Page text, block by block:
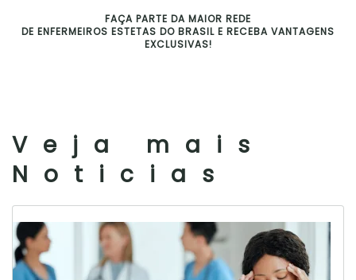
FAÇA PARTE DA MAIOR REDE
DE ENFERMEIROS ESTETAS DO BRASIL E RECEBA VANTAGENS
EXCLUSIVAS!
Veja mais
Noticias